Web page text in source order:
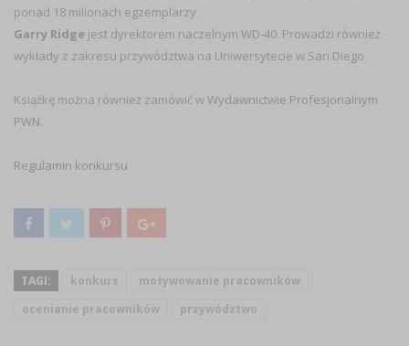
ponad 18 milionach egzemplarzy.
Garry Ridge jest dyrektorem naczelnym WD-40. Prowadzi również
wykłady z zakresu przywództwa na Uniwersytecie w San Diego.
Książkę można również zamówić wWydawnictwie Profesjonalnym
PWN.
Regulamin konkursu
TAGI: konkurs
motywowanie pracowników
ocenianie pracowników
przywództwo